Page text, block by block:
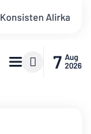
ke-23 dalam
7 Aug
2026